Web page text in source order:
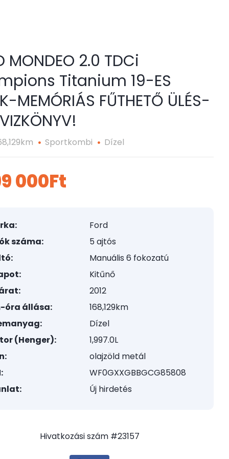
MONDEO 2.0 TDCi
Titanium 19-ES
MEMÓRIÁS FŰTHETŐ ÜLÉS-
Sportkombi Dízel
000Ft
Ford
száma:
5 ajtós
Manuális 6 fokozatú
Kitűnő
2012
óra állása:
168,129km
Dízel
(Henger):
1,997.0L
olajzöld metál
WF0GXXGBBGCG85808
Új hirdetés
Hivatkozási szám #23157